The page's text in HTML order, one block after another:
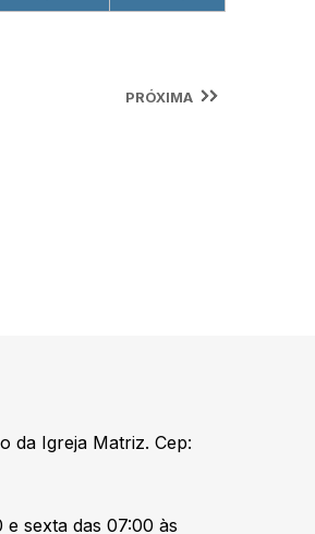
PRÓXIMA
da Igreja Matriz. Cep:
e sexta das 07:00 às